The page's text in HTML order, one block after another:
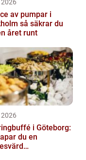
av pumpar i
säkrar du
året runt
i Göteborg:
du en